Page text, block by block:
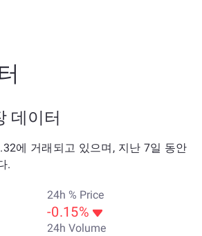
데이터
에 거래되고 있으며, 지난 7일 동안
.
24h % Price
-0.15%
24h Volume